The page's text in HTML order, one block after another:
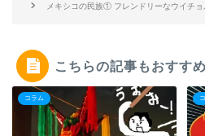
メキシコの民族① フレンドリーなウイチョ
こちらの記事もおすすめ
コラム